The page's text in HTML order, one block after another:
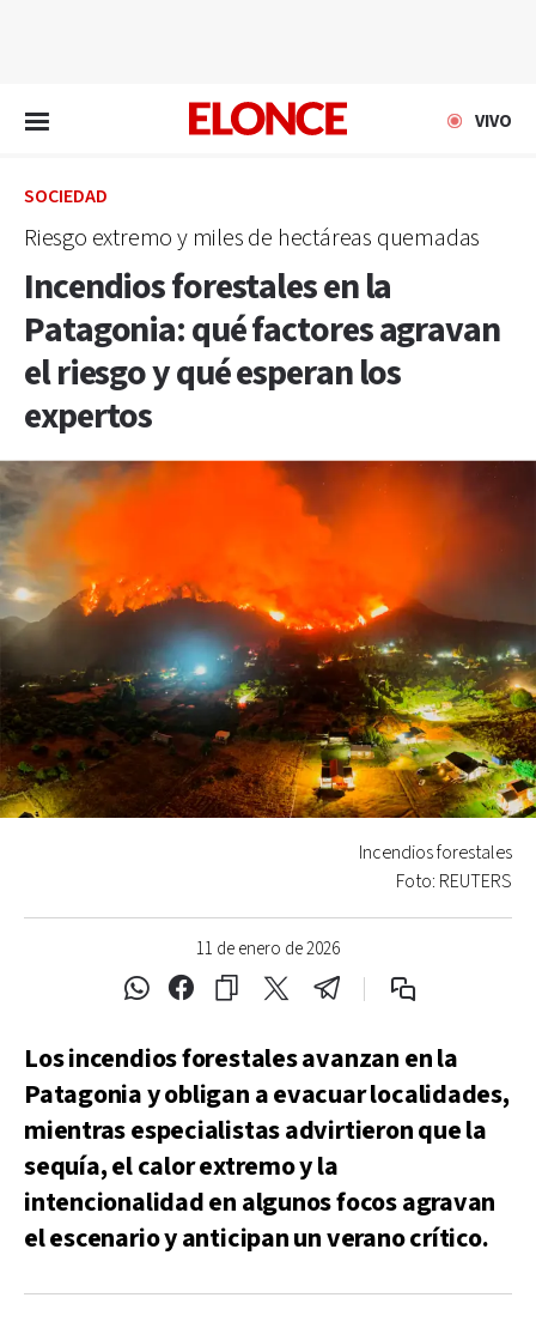
VIVO
SOCIEDAD
Riesgo extremo y miles de hectáreas quemadas
Incendios forestales en la
Patagonia: qué factores agravan
el riesgo y qué esperan los
expertos
11 de enero de 2026
Incendios forestales
Foto: REUTERS
Los incendios forestales avanzan en la
Patagonia y obligan a evacuar localidades,
mientras especialistas advirtieron que la
sequía, el calor extremo y la
intencionalidad en algunos focos agravan
el escenario y anticipan un verano crítico.